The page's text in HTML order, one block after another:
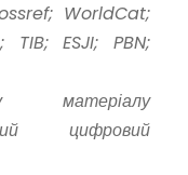
WorldCat;
TIB; ESJI; PBN;
матеріалу
цифровий